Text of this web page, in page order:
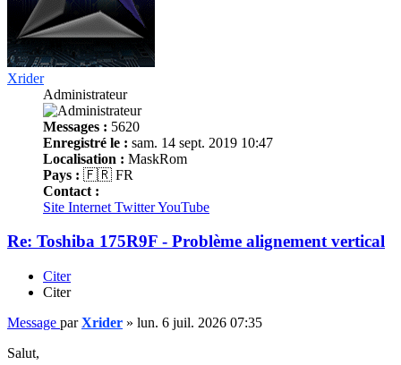
Xrider
Administrateur
Messages : 5620
Enregistré le : sam. 14 sept. 2019 10:47
Localisation : MaskRom
Pays : 🇫🇷 FR
Contact :
Site Internet TwitterYouTube
Re: Toshiba 175R9F - Problème alignement vertical
Citer
Citer
Message parXrider » lun. 6 juil. 2026 07:35
Salut,